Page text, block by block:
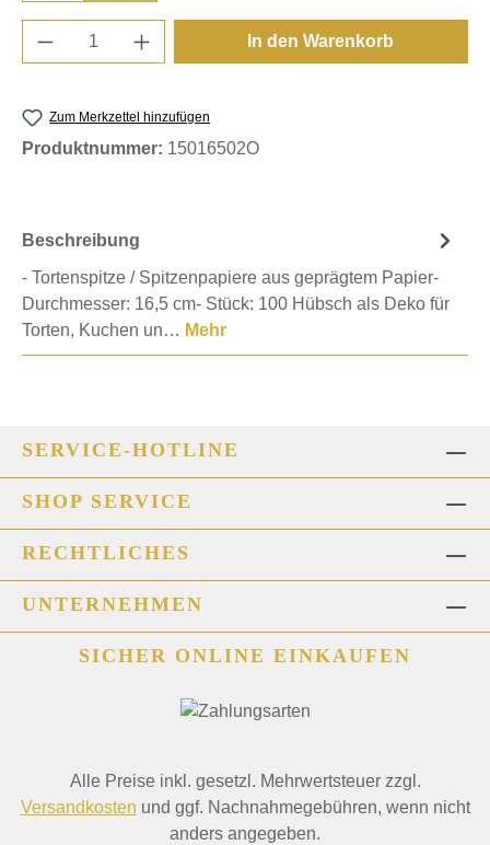
Produkt Anzahl: Gib den gewünschten
In den Warenkorb
Zum Merkzettel hinzufügen
Produktnummer: 15016502O
Beschreibung
- Tortenspitze / Spitzenpapiere aus geprägtem Papier-
Durchmesser: 16,5 cm- Stück: 100 Hübsch als Deko für
Torten, Kuchen un… Mehr
SERVICE-HOTLINE
SHOP SERVICE
RECHTLICHES
UNTERNEHMEN
SICHER ONLINE EINKAUFEN
Alle Preise inkl. gesetzl. Mehrwertsteuer zzgl.
Versandkosten und ggf. Nachnahmegebühren, wenn nicht
anders angegeben.